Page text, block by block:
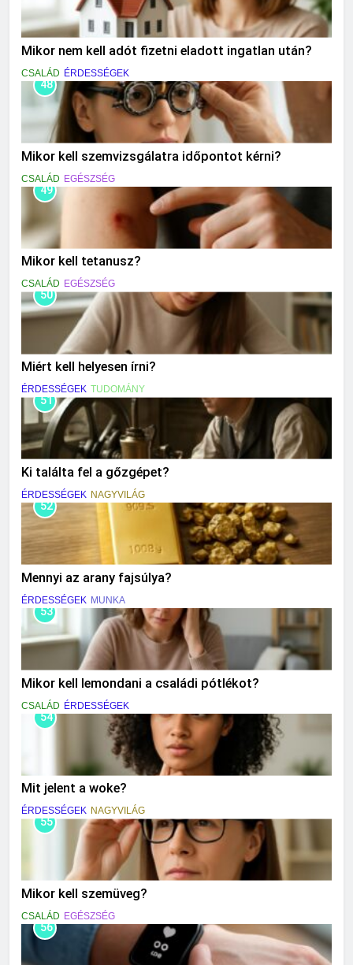
Mikor nem kell adót fizetni eladott ingatlan után?
CSALÁD ÉRDESSÉGEK
48
Mikor kell szemvizsgálatra időpontot kérni?
CSALÁD EGÉSZSÉG
49
Mikor kell tetanusz?
CSALÁD EGÉSZSÉG
50
Miért kell helyesen írni?
ÉRDESSÉGEK TUDOMÁNY
51
Ki találta fel a gőzgépet?
ÉRDESSÉGEK NAGYVILÁG
52
Mennyi az arany fajsúlya?
ÉRDESSÉGEK MUNKA
53
Mikor kell lemondani a családi pótlékot?
CSALÁD ÉRDESSÉGEK
54
Mit jelent a woke?
ÉRDESSÉGEK NAGYVILÁG
55
Mikor kell szemüveg?
CSALÁD EGÉSZSÉG
56